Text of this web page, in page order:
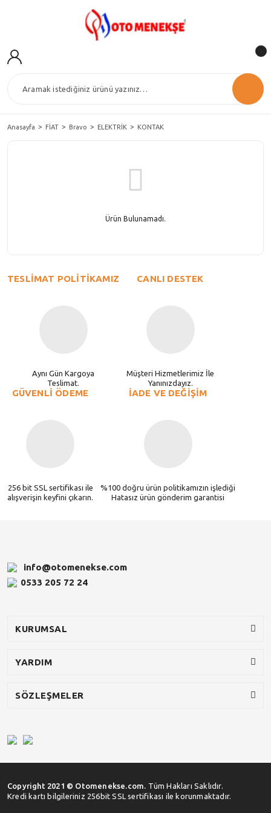
Anasayfa FİAT Bravo ELEKTRİK KONTAK
Ürün Bulunamadı.
TESLİMAT POLİTİKAMIZ
Aynı Gün Kargoya
Teslimat.
CANLI DESTEK
Müşteri Hizmetlerimiz İle
Yanınızdayız.
GÜVENLİ ÖDEME
256 bit SSL sertifikası ile
alışverişin keyfini çıkarın.
İADE VE DEĞİŞİM
%100 doğru ürün politikamızın işlediği
Hatasız ürün gönderim garantisi
info@otomenekse.com
0533 205 72 24
KURUMSAL
YARDIM
SÖZLEŞMELER
Copyright 2021 © Otomenekse.com. Tüm Hakları Saklıdır.
Kredi kartı bilgileriniz 256bit SSL sertifikası ile korunmaktadır.